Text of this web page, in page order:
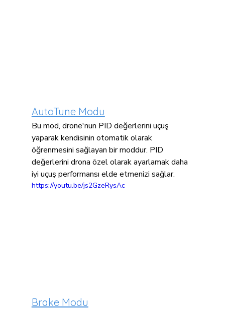
AutoTune Modu
Bu mod, drone'nun PID değerlerini uçuş
yaparak kendisinin otomatik olarak
öğrenmesini sağlayan bir moddur. PID
değerlerini drona özel olarak ayarlamak daha
iyi uçuş performansı elde etmenizi sağlar.
https://youtu.be/js2GzeRysAc
Brake Modu